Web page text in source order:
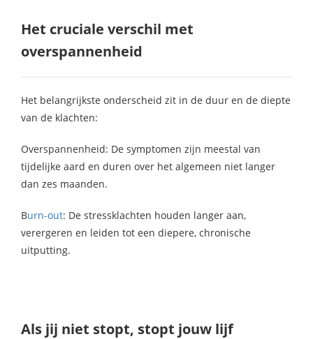
Het cruciale verschil met
overspannenheid
Het belangrijkste onderscheid zit in de duur en de diepte
van de klachten:
Overspannenheid: De symptomen zijn meestal van
tijdelijke aard en duren over het algemeen niet langer
dan zes maanden.
Burn-out: De stressklachten houden langer aan,
verergeren en leiden tot een diepere, chronische
uitputting.
Als jij niet stopt, stopt jouw lijf